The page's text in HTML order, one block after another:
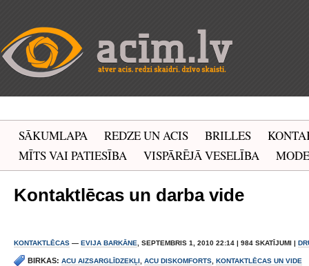
SĀKUMLAPA REDZE UN ACIS BRILLES
MĪTS VAI PATIESĪBA
VISPĀRĒJĀ VESELĪBA MODE
Kontaktlēcas un darba vide
KONTAKTLĒCAS — EVIJA BARKĀNE , SEPTEMBRIS 1, 2010 22:14 | 984 SKATĪJUMI |
BIRKAS: ACU AIZSARGLĪDZEKĻI ACU DISKOMFORTS KONTAKTLĒCAS UN VIDE